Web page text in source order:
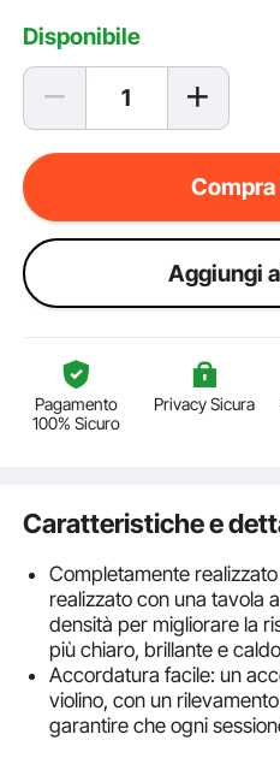
Disponibile
Aggiungi
Pagamento
100% Sicuro
Privacy Sicura
Caratteristiche e
Completamente
realizzato con una tavola
densità per migliorare la
più chiaro, brillante e caldo
Accordatura facile: un
violino, con un
garantire che ogni